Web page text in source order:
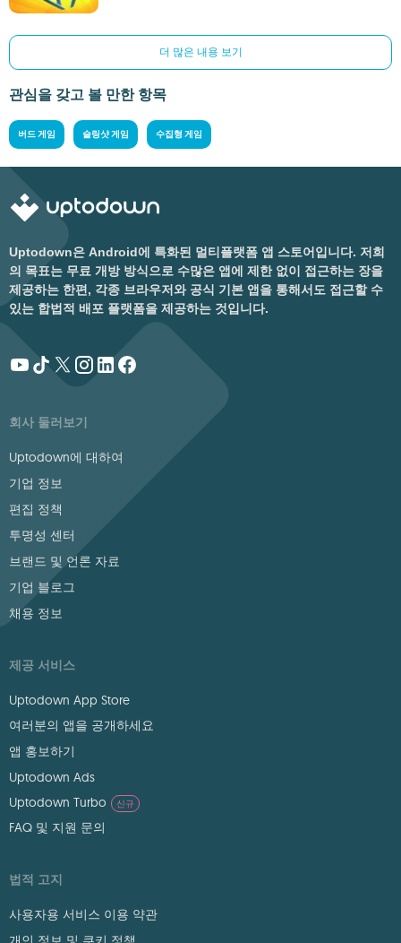
더 많은 내용 보기
관심을 갖고 볼 만한 항목
버드 게임 슬링샷 게임 수집형 게임
Uptodown은 Android에 특화된 멀티플랫폼 앱 스토어입니다. 저희
의 목표는 무료 개방 방식으로 수많은 앱에 제한 없이 접근하는 장을
제공하는 한편, 각종 브라우저와 공식 기본 앱을 통해서도 접근할 수
있는 합법적 배포 플랫폼을 제공하는 것입니다.
회사 둘러보기
Uptodown에 대하여
기업 정보
편집 정책
투명성 센터
브랜드 및 언론 자료
기업 블로그
채용 정보
제공 서비스
Uptodown App Store
여러분의 앱을 공개하세요
앱 홍보하기
Uptodown Ads
Uptodown Turbo
신규
FAQ 및 지원 문의
법적 고지
사용자용 서비스 이용 약관